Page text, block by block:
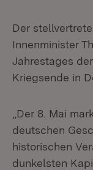
Der
Innenminister
Jahrestages
Kriegsende in
„Der 8. Mai
deutschen
historischen
dunkelsten